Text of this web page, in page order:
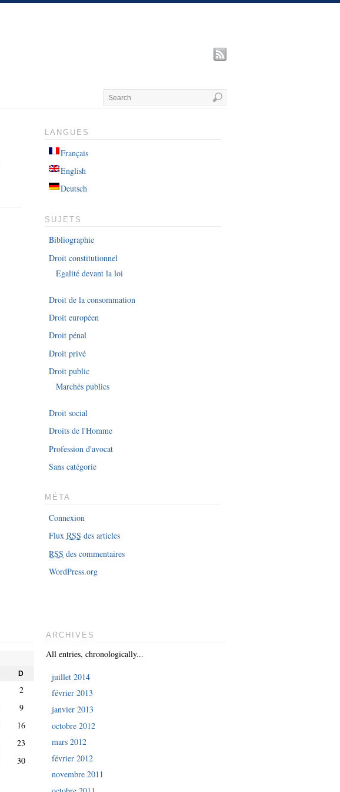
LANGUES
Français
English
Deutsch
SUJETS
Bibliographie
Droit constitutionnel
Egalité devant la loi
Droit de la consommation
Droit européen
Droit pénal
Droit privé
Droit public
Marchés publics
Droit social
Droits de l'Homme
Profession d'avocat
Sans catégorie
MÉTA
Connexion
FluxRSS des articles
RSS des commentaires
WordPress.org
D
2
9
16
23
30
ARCHIVES
All entries, chronologically...
juillet 2014
février 2013
janvier 2013
octobre 2012
mars 2012
février 2012
novembre 2011